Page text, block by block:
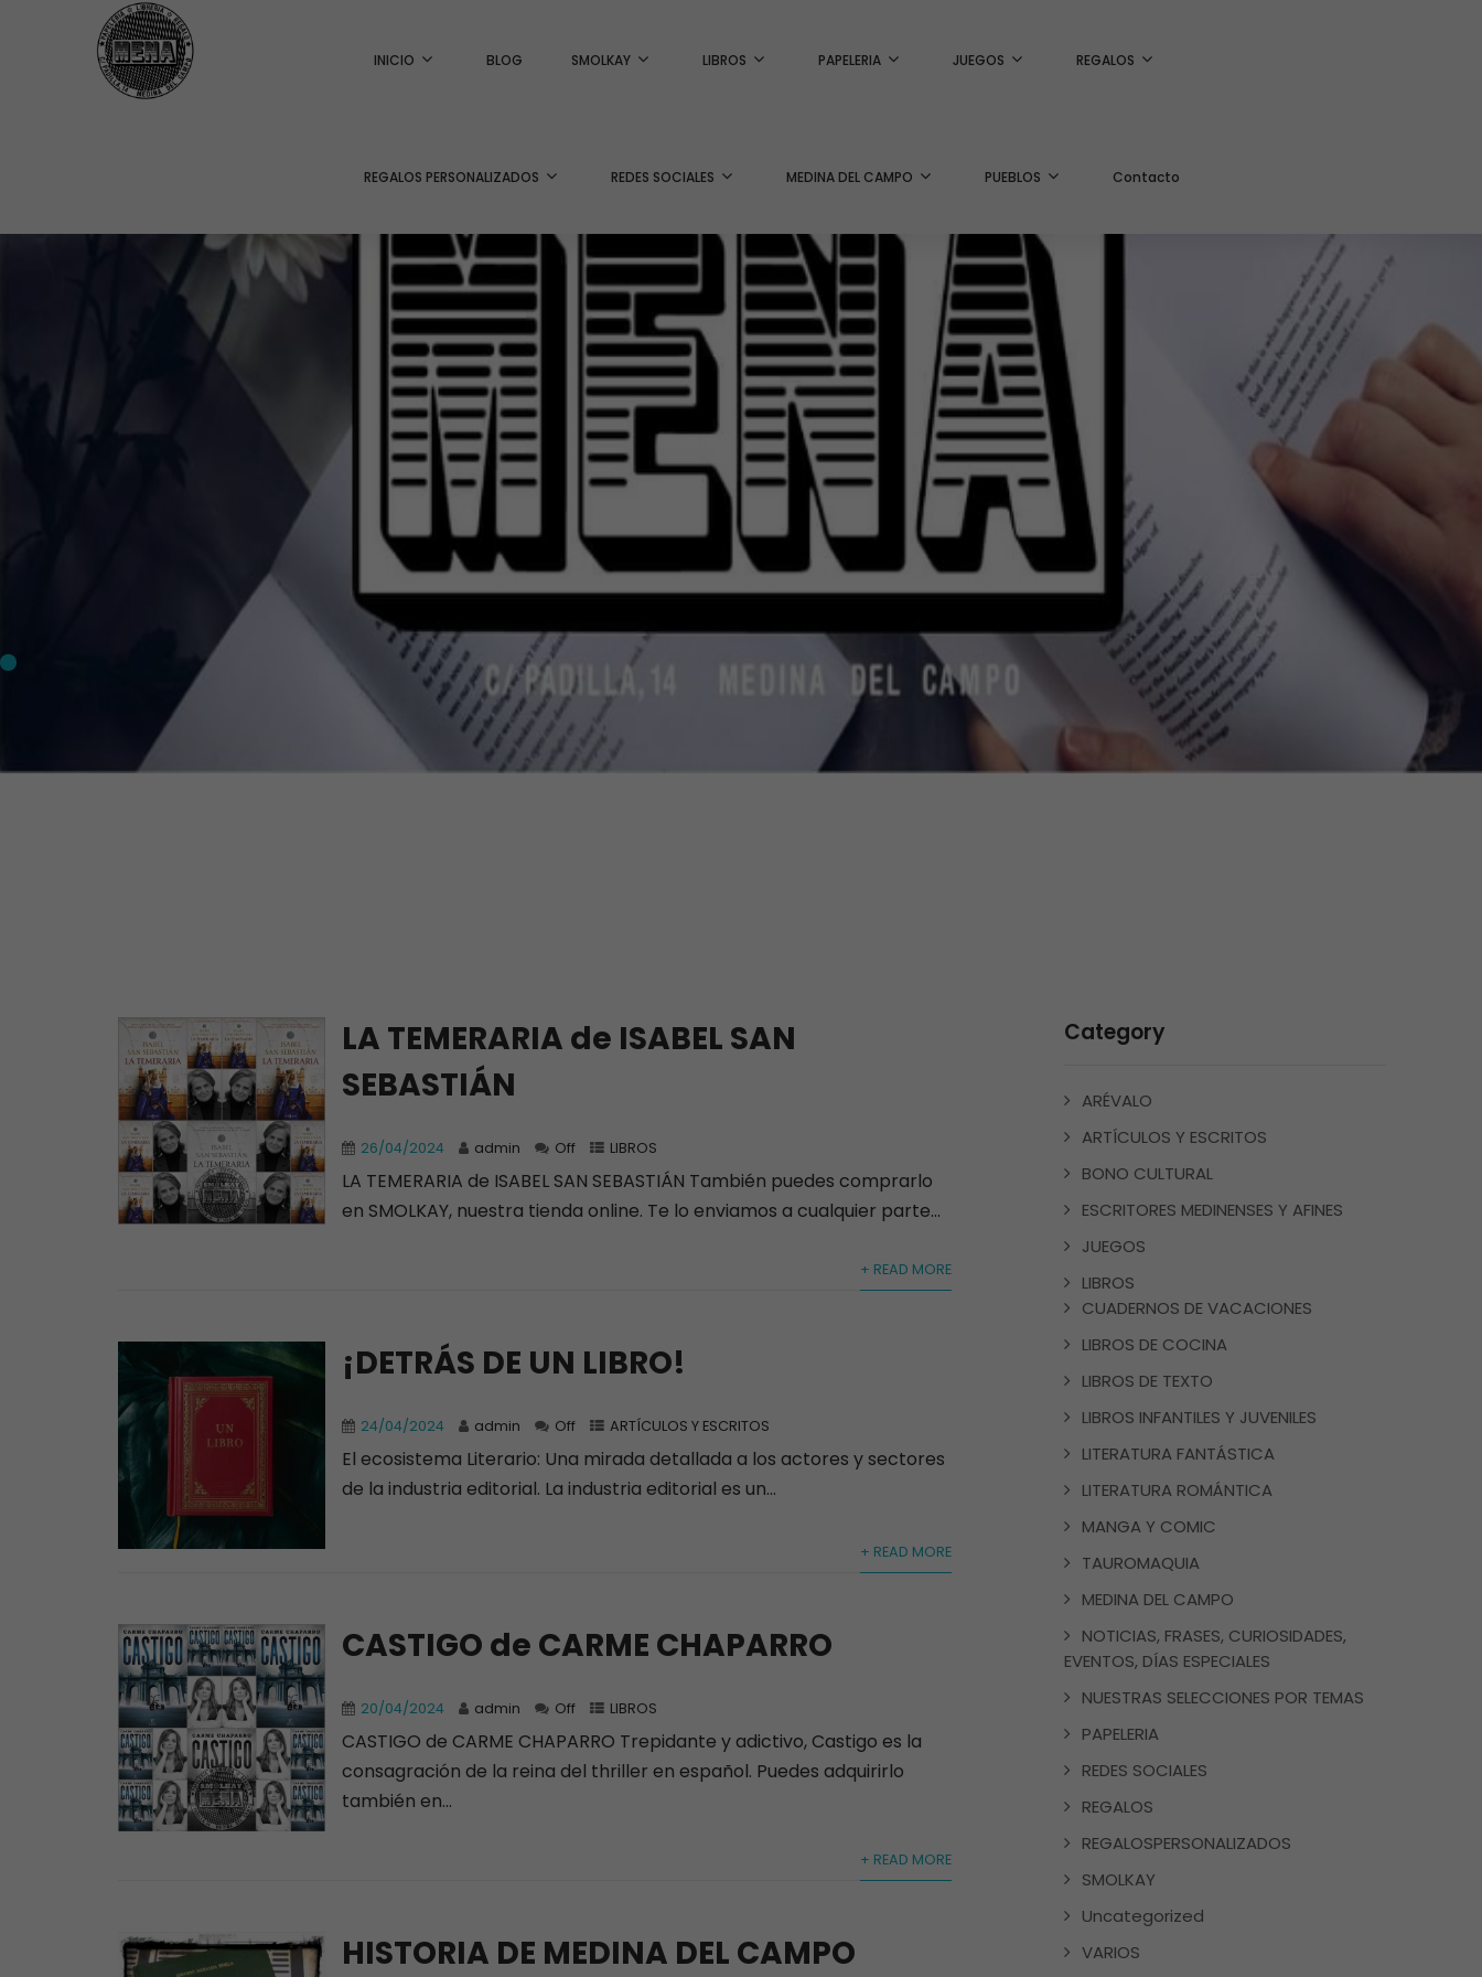
INICIO BLOG SMOLKAY LIBROS PAPELERIA JUEGOS REGALOS
REGALOS PERSONALIZADOS REDES SOCIALES MEDINA DEL CAMPO PUEBLOS Contacto
LA TEMERARIA de ISABEL SAN
SEBASTIÁN
26/04/2024 admin Off LIBROS
LA TEMERARIA de ISABEL SAN SEBASTIÁN También puedes comprarlo
en SMOLKAY, nuestra tienda online. Te lo enviamos a cualquier parte...
+ READ MORE
¡DETRÁS DE UN LIBRO!
24/04/2024 admin Off ARTÍCULOS Y ESCRITOS
El ecosistema Literario: Una mirada detallada a los actores y sectores
de la industria editorial. La industria editorial es un...
+ READ MORE
CASTIGO de CARME CHAPARRO
20/04/2024 admin Off LIBROS
CASTIGO de CARME CHAPARRO Trepidante y adictivo, Castigo es la
consagración de la reina del thriller en español. Puedes adquirirlo
también en...
+ READ MORE
HISTORIA DE MEDINA DEL CAMPO
Category
ARÉVALO
ARTÍCULOS Y ESCRITOS
BONO CULTURAL
ESCRITORES MEDINENSES Y AFINES
JUEGOS
LIBROS
CUADERNOS DE VACACIONES
LIBROS DE COCINA
LIBROS DE TEXTO
LIBROS INFANTILES Y JUVENILES
LITERATURA FANTÁSTICA
LITERATURA ROMÁNTICA
MANGA Y COMIC
TAUROMAQUIA
MEDINA DEL CAMPO
NOTICIAS, FRASES, CURIOSIDADES,
EVENTOS, DÍAS ESPECIALES
NUESTRAS SELECCIONES POR TEMAS
PAPELERIA
REDES SOCIALES
REGALOS
REGALOSPERSONALIZADOS
SMOLKAY
Uncategorized
VARIOS